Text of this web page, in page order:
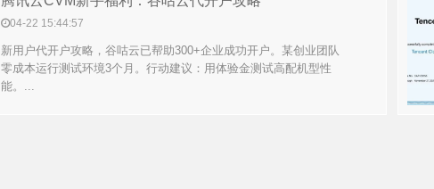
04-22 15:44:57
新用户代开户攻略，谷咕云已帮助300+企业成功开户。某创业团队
零成本运行测试环境3个月。行动建议：用体验金测试高配机型性
能。...